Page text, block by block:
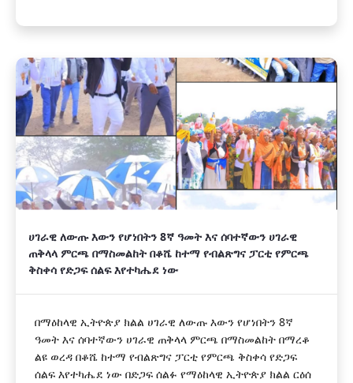
ሀገራዊ ለውጡ እውን የሆነበትን 8ኛ ዓመት እና ሰባተኛውን ሀገራዊ
ጠቅላላ ምርጫ በማስመልከት በቆሼ ከተማ የብልጽግና ፓርቲ የምርጫ
ቅስቀሳ የድጋፍ ሰልፍ እየተካሔደ ነው
በማዕከላዊ ኢትዮጵያ ክልል ሀገራዊ ለውጡ እውን የሆነበትን 8ኛ
ዓመት እና ሰባተኛውን ሀገራዊ ጠቅላላ ምርጫ በማስመልከት በማረቆ
ልዩ ወረዳ በቆሼ ከተማ የብልጽግና ፓርቲ የምርጫ ቅስቀሳ የድጋፍ
ሰልፍ እየተካሔደ ነው በድጋፍ ሰልፉ የማዕከላዊ ኢትዮጵያ ክልል ርዕሰ